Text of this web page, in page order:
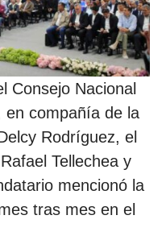
Consejo Nacional
en compañía de la
Rodríguez, el
Tellechea y
mencionó la
tras mes en el